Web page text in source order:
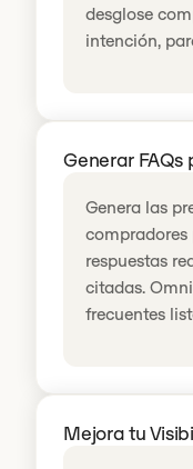
desglose
intención,
Generar FAQs
Genera las
compradores
respuestas
citadas.
frecuentes
Mejora tu